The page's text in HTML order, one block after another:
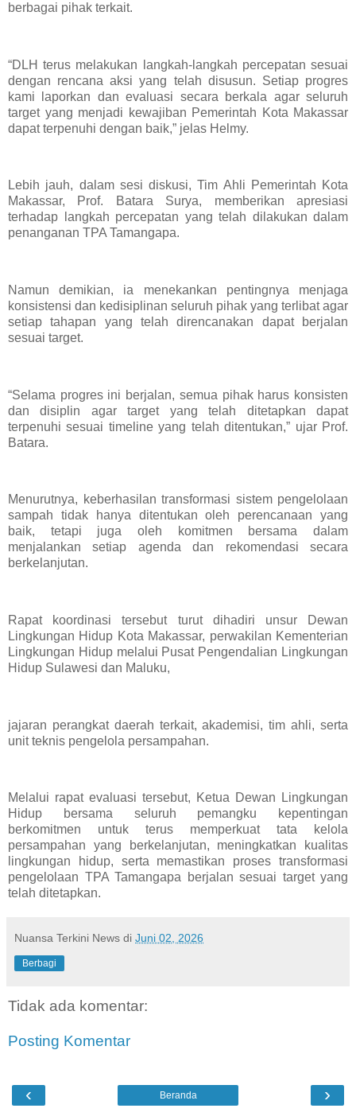
berbagai pihak terkait.
“DLH terus melakukan langkah-langkah percepatan sesuai
dengan rencana aksi yang telah disusun. Setiap progres
kami laporkan dan evaluasi secara berkala agar seluruh
target yang menjadi kewajiban Pemerintah Kota Makassar
dapat terpenuhi dengan baik,” jelas Helmy.
Lebih jauh, dalam sesi diskusi, Tim Ahli Pemerintah Kota
Makassar, Prof. Batara Surya, memberikan apresiasi
terhadap langkah percepatan yang telah dilakukan dalam
penanganan TPA Tamangapa.
Namun demikian, ia menekankan pentingnya menjaga
konsistensi dan kedisiplinan seluruh pihak yang terlibat agar
setiap tahapan yang telah direncanakan dapat berjalan
sesuai target.
“Selama progres ini berjalan, semua pihak harus konsisten
dan disiplin agar target yang telah ditetapkan dapat
terpenuhi sesuai timeline yang telah ditentukan,” ujar Prof.
Batara.
Menurutnya, keberhasilan transformasi sistem pengelolaan
sampah tidak hanya ditentukan oleh perencanaan yang
baik, tetapi juga oleh komitmen bersama dalam
menjalankan setiap agenda dan rekomendasi secara
berkelanjutan.
Rapat koordinasi tersebut turut dihadiri unsur Dewan
Lingkungan Hidup Kota Makassar, perwakilan Kementerian
Lingkungan Hidup melalui Pusat Pengendalian Lingkungan
Hidup Sulawesi dan Maluku,
jajaran perangkat daerah terkait, akademisi, tim ahli, serta
unit teknis pengelola persampahan.
Melalui rapat evaluasi tersebut, Ketua Dewan Lingkungan
Hidup bersama seluruh pemangku kepentingan
berkomitmen untuk terus memperkuat tata kelola
persampahan yang berkelanjutan, meningkatkan kualitas
lingkungan hidup, serta memastikan proses transformasi
pengelolaan TPA Tamangapa berjalan sesuai target yang
telah ditetapkan.
Nuansa Terkini News di Juni 02, 2026
Berbagi
Tidak ada komentar:
Posting Komentar
‹ ›
Beranda